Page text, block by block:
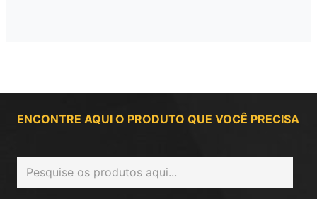
ENCONTRE AQUI O PRODUTO QUE VOCÊ PRECISA